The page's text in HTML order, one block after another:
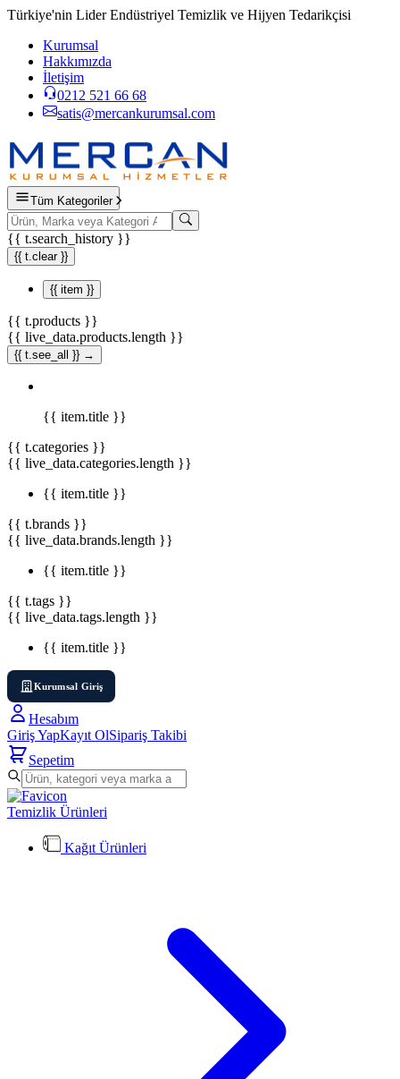
Türkiye'nin Lider Endüstriyel Temizlik ve Hijyen Tedarikçisi
Kurumsal
Hakkımızda
İletişim
0212 521 66 68
satis@mercankurumsal.com
Tüm Kategoriler
{{ t.search_history }}
{{ t.clear }}
{{ item }}
{{ t.products }}
{{ live_data.products.length }}
{{ t.see_all }} →
{{ item.title }}
{{ t.categories }}
{{ live_data.categories.length }}
{{ item.title }}
{{ t.brands }}
{{ live_data.brands.length }}
{{ item.title }}
{{ t.tags }}
{{ live_data.tags.length }}
{{ item.title }}
Kurumsal Giriş
Hesabım
Giriş YapKayıt OlSipariş Takibi
Sepetim
Temizlik Ürünleri
Kağıt Ürünleri